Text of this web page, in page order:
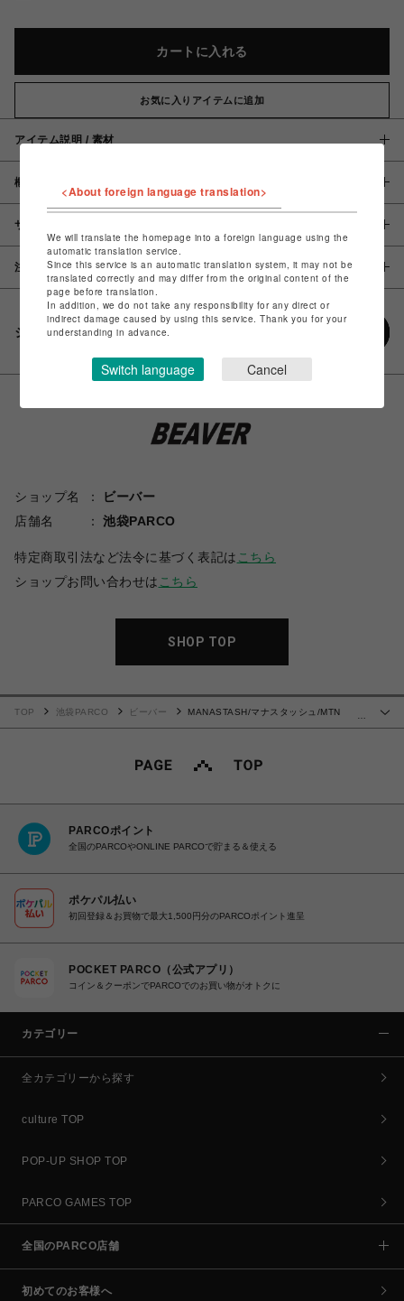
カートに入れる
お気に入りアイテムに追加
アイテム説明 / 素材
概要
サイズ
注意事項
シェアする
ショップ名
ビーバー
店舗名
池袋PARCO
特定商取引法など法令に基づく表記は こちら
ショップお問い合わせは こちら
SHOP TOP
TOP 池袋PARCO ビーバー
MANASTASH/マナスタッシュ/MTN
PARCOポイント
全国のPARCOやONLINE PARCOで貯まる＆使える
ポケパル払い
初回登録＆お買物で最大1,500円分のPARCOポイント進呈
POCKET PARCO（公式アプリ）
コイン＆クーポンでPARCOでのお買い物がオトクに
カテゴリー
全カテゴリーから探す
culture TOP
POP-UP SHOP TOP
PARCO GAMES TOP
全国のPARCO店舗
初めてのお客様へ
<About foreign language translation>
We will translate the homepage into a foreign language using the
automatic translation service.
Since this service is an automatic translation system, it may not be
translated correctly and may differ from the original content of the
page before translation.
In addition, we do not take any responsibility for any direct or
indirect damage caused by using this service. Thank you for your
understanding in advance.
Switch language Cancel